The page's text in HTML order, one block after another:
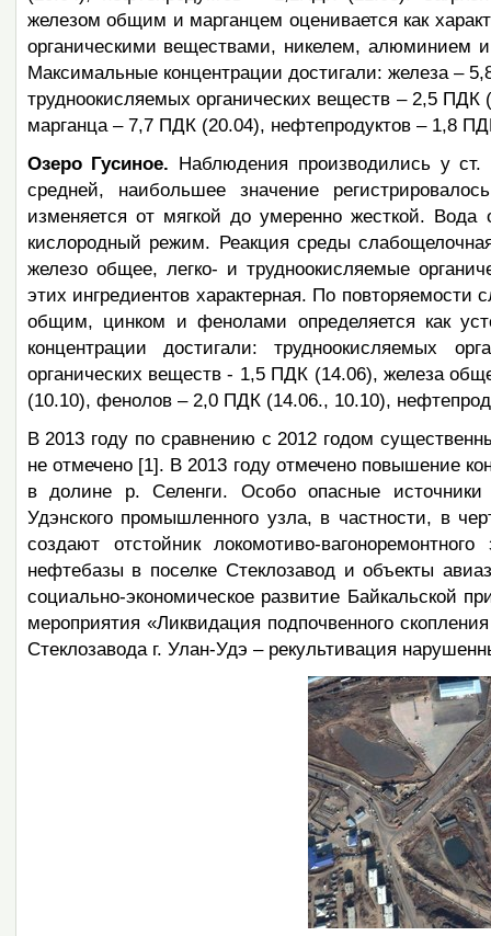
железом общим и марганцем оценивается как
органическими веществами, никелем, алюминием
Максимальные концентрации достигали: железа –
трудноокисляемых органических веществ – 2,5
марганца – 7,7 ПДК (20.04), нефтепродуктов – 1,8
Озеро Гусиное. Наблюдения производились у
средней, наибольшее значение
изменяется от мягкой до умеренно жесткой.
кислородный режим. Реакция среды
железо общее, легко- и трудноокисляемые
этих ингредиентов характерная. По
общим, цинком и фенолами определяется как
концентрации достигали: трудноокисляемых
органических веществ - 1,5 ПДК (14.06), железа
(10.10), фенолов – 2,0 ПДК (14.06., 10.10),
В 2013 году по сравнению с 2012 годом
не отмечено [1]. В 2013 году отмечено повышение
в долине р. Селенги. Особо опасные источники
Удэнского промышленного узла, в частности, в
создают отстойник локомотиво-
нефтебазы в поселке Стеклозавод и объекты
социально-экономическое развитие Байкальской
мероприятия «Ликвидация подпочвенного
Стеклозавода г. Улан-Удэ – рекультивация